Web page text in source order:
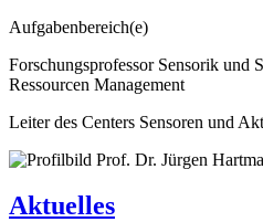
Aufgabenbereich(e)
Forschungsprofessor Sensorik und
Ressourcen Management
Leiter des Centers Sensoren und
Aktuelles